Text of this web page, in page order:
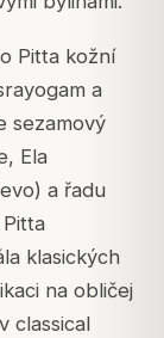
Pitta kožní
a
sezamový
Ela
a řadu
klasických
na obličej
classical